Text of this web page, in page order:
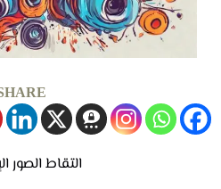
التقاط الصور